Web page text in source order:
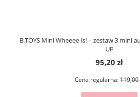
B.TOYS Mini Wheeee-ls! – zestaw 3 mini
UP
95,20 zł
Cena regularna:119,00